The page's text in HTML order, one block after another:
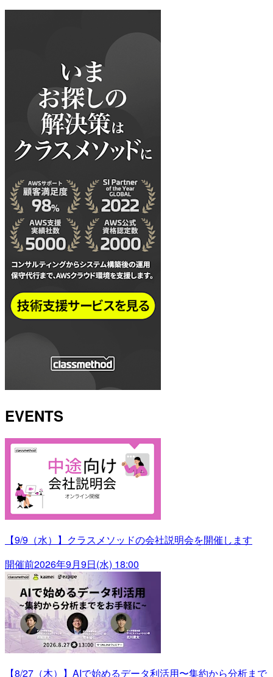
EVENTS
【9/9（水）】クラスメソッドの会社説明会を開催します
開催前2026年9月9日(水) 18:00
【8/27（木）】AIで始めるデータ利活用〜集約から分析まで